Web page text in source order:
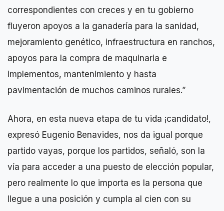
correspondientes con creces y en tu gobierno
fluyeron apoyos a la ganadería para la sanidad,
mejoramiento genético, infraestructura en ranchos,
apoyos para la compra de maquinaria e
implementos, mantenimiento y hasta
pavimentación de muchos caminos rurales.”
Ahora, en esta nueva etapa de tu vida ¡candidato!,
expresó Eugenio Benavides, nos da igual porque
partido vayas, porque los partidos, señaló, son la
vía para acceder a una puesto de elección popular,
pero realmente lo que importa es la persona que
llegue a una posición y cumpla al cien con su